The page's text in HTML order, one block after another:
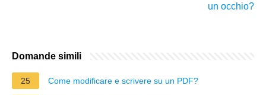
un occhio?
Domande simili
25 Come modificare e scrivere su un PDF?